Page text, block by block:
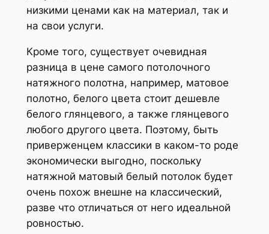
низкими ценами как на материал, так и
на свои услуги.
Кроме того, существует очевидная
разница в цене самого потолочного
натяжного полотна, например, матовое
полотно, белого цвета стоит дешевле
белого глянцевого, а также глянцевого
любого другого цвета. Поэтому, быть
приверженцем классики в каком-то роде
экономически выгодно, поскольку
натяжной матовый белый потолок будет
очень похож внешне на классический,
разве что отличаться от него идеальной
ровностью.